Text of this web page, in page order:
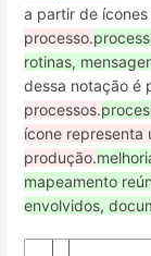
a partir de
processo.
rotinas,
dessa notação é
processos.
ícone representa
produção.
mapeamento
envolvidos,